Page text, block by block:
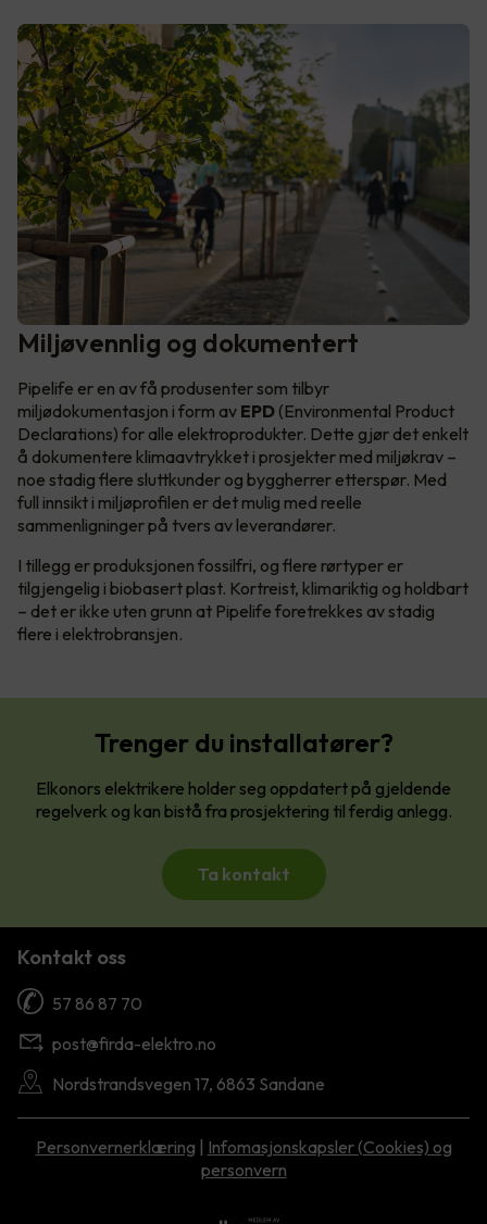
Miljøvennlig og dokumentert
Pipelife er en av få produsenter som tilbyr
miljødokumentasjon i form av EPD (Environmental Product
Declarations) for alle elektroprodukter. Dette gjør det enkelt
å dokumentere klimaavtrykket i prosjekter med miljøkrav –
noe stadig flere sluttkunder og byggherrer etterspør. Med
full innsikt i miljøprofilen er det mulig med reelle
sammenligninger på tvers av leverandører.
I tillegg er produksjonen fossilfri, og flere rørtyper er
tilgjengelig i biobasert plast. Kortreist, klimariktig og holdbart
– det er ikke uten grunn at Pipelife foretrekkes av stadig
flere i elektrobransjen.
Trenger du installatører?
Elkonors elektrikere holder seg oppdatert på gjeldende
regelverk og kan bistå fra prosjektering til ferdig anlegg.
Ta kontakt
Kontakt oss
57 86 87 70
post@firda-elektro.no
Nordstrandsvegen 17, 6863 Sandane
Personvernerklæring | Infomasjonskapsler (Cookies) og
personvern